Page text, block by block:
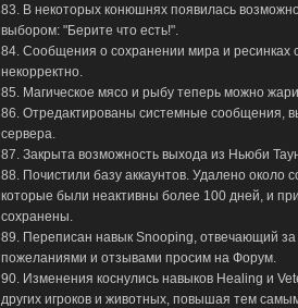
83. В некоторых конюшнях появилась
выбором: "Берите что есть!".
84. Сообщения о сохранении мира и ресинках
некорректно.
85. Магическое мясо и рыбу теперь можно
86. Отредактированы системные сообщения,
сервера.
87. Закрыта возможность выхода из Ньюби
88. Почистили базу аккаунтов. Удалено около
которые были неактивны более 100 дней, и
сохранены.
89. Переписан навык Snooping, отвечающий
пожеланиями и отзывами просим на Форум.
90. Изменения коснулись навыков Healing и
других игроков и животных, повышая тем